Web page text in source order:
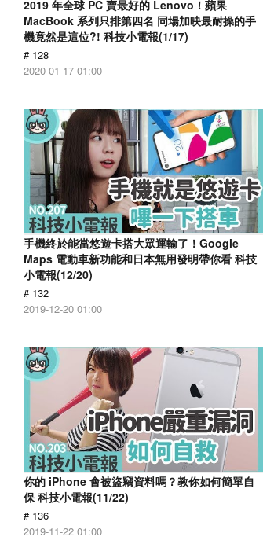
2019 年全球 PC 賣最好的 Lenovo！蘋果
MacBook 系列只排第四名 同場加映最耐操的手
機竟然是這位?! 科技小電報(1/17)
# 128
2020-01-17 01:00
手機終於能當悠遊卡搭大眾運輸了！Google
Maps 電動車新功能和日本無用發明帶你看 科技
小電報(12/20)
# 132
2019-12-20 01:00
你的 iPhone 會被盜竊資料嗎？教你如何簡單自
保 科技小電報(11/22)
# 136
2019-11-22 01:00